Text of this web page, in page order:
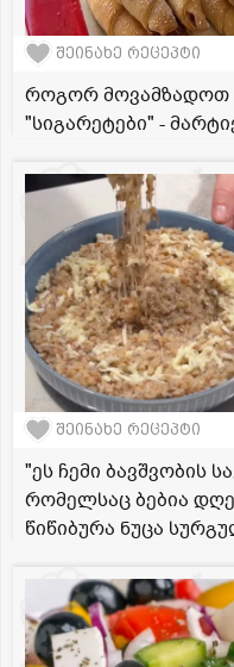
შეინახე რეცეპტი
როგორ მოვამზადოთ
"სიგარეტები" -
შეინახე რეცეპტი
"ეს ჩემი ბავშვობის
რომელსაც ბებია
წიწიბურა ნუცა